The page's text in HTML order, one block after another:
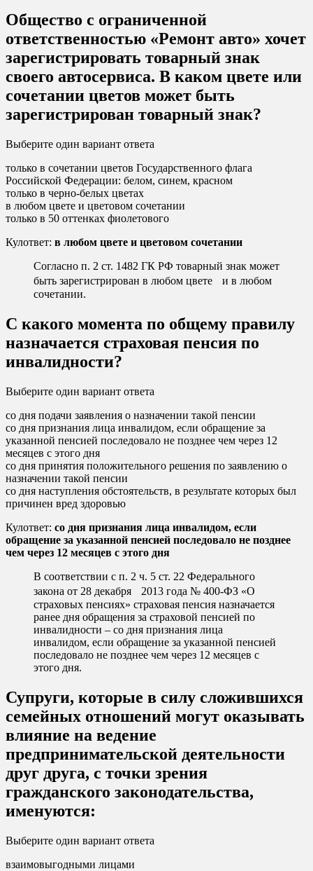
Общество с ограниченной
ответственностью «Ремонт авто» хочет
зарегистрировать товарный знак
своего автосервиса. В каком цвете или
сочетании цветов может быть
зарегистрирован товарный знак?
Выберите один вариант ответа
только в сочетании цветов Государственного флага
Российской Федерации: белом, синем, красном
только в черно-белых цветах
в любом цвете и цветовом сочетании
только в 50 оттенках фиолетового
Кулответ: в любом цвете и цветовом сочетании
Согласно п. 2 ст. 1482 ГК РФ товарный знак может
быть зарегистрирован в любом цвете и в любом
сочетании.
С какого момента по общему правилу
назначается страховая пенсия по
инвалидности?
Выберите один вариант ответа
со дня подачи заявления о назначении такой пенсии
со дня признания лица инвалидом, если обращение за
указанной пенсией последовало не позднее чем через 12
месяцев с этого дня
со дня принятия положительного решения по заявлению о
назначении такой пенсии
со дня наступления обстоятельств, в результате которых был
причинен вред здоровью
Кулответ: со дня признания лица инвалидом, если
обращение за указанной пенсией последовало не позднее
чем через 12 месяцев с этого дня
В соответствии с п. 2 ч. 5 ст. 22 Федерального
закона от 28 декабря 2013 года № 400-ФЗ «О
страховых пенсиях» страховая пенсия назначается
ранее дня обращения за страховой пенсией по
инвалидности – со дня признания лица
инвалидом, если обращение за указанной пенсией
последовало не позднее чем через 12 месяцев с
этого дня.
Супруги, которые в силу сложившихся
семейных отношений могут оказывать
влияние на ведение
предпринимательской деятельности
друг друга, с точки зрения
гражданского законодательства,
именуются:
Выберите один вариант ответа
взаимовыгодными лицами